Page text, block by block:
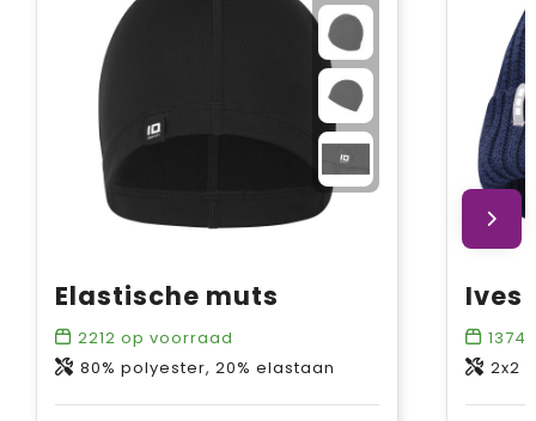
Elastische muts
2212 op voorraad
80% polyester, 20% elastaan
13747
2x2